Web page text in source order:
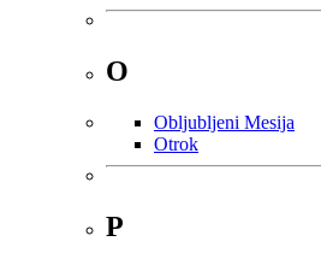
O
Obljubljeni Mesija
Otrok
P